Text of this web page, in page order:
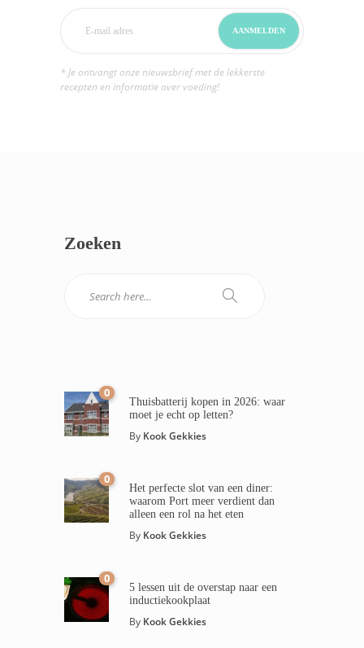
* Je ontvangt onze nieuwsbrief met de lekkerste
recepten en informatie over voeding!
Zoeken
0
Thuisbatterij kopen in 2026: waar
moet je echt op letten?
By Kook Gekkies
0
Het perfecte slot van een diner:
waarom Port meer verdient dan
alleen een rol na het eten
By Kook Gekkies
0
5 lessen uit de overstap naar een
inductiekookplaat
By Kook Gekkies